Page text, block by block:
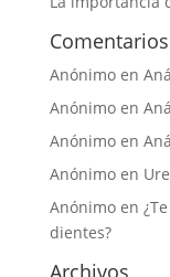
Anónimoen
Anónimoen
Anónimoen
Anónimoen
Anónimoen
dientes?
Archivos